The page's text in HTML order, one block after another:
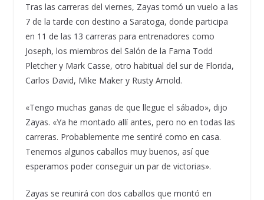
Tras las carreras del viernes, Zayas tomó un vuelo a las
7 de la tarde con destino a Saratoga, donde participa
en 11 de las 13 carreras para entrenadores como
Joseph, los miembros del Salón de la Fama Todd
Pletcher y Mark Casse, otro habitual del sur de Florida,
Carlos David, Mike Maker y Rusty Arnold.
«Tengo muchas ganas de que llegue el sábado», dijo
Zayas. «Ya he montado allí antes, pero no en todas las
carreras. Probablemente me sentiré como en casa.
Tenemos algunos caballos muy buenos, así que
esperamos poder conseguir un par de victorias».
Zayas se reunirá con dos caballos que montó en